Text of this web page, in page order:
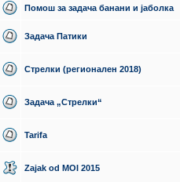
Помош за задача банани и јаболка
Задача Патики
Стрелки (регионален 2018)
Задача „Стрелки“
Tarifa
Zajak od MOI 2015